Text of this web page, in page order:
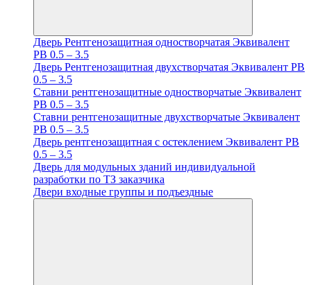
Дверь Рентгенозащитная одностворчатая Эквивалент
PB 0.5 – 3.5
Дверь Рентгенозащитная двухстворчатая Эквивалент PB
0.5 – 3.5
Ставни рентгенозащитные одностворчатые Эквивалент
PB 0.5 – 3.5
Ставни рентгенозащитные двухстворчатые Эквивалент
PB 0.5 – 3.5
Дверь рентгенозащитная с остеклением Эквивалент PB
0.5 – 3.5
Дверь для модульных зданий индивидуальной
разработки по ТЗ заказчика
Двери входные группы и подъездные